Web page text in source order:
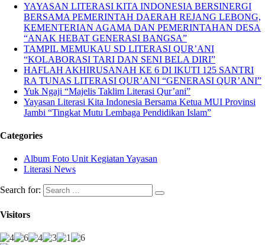
YAYASAN LITERASI KITA INDONESIA BERSINERGI
BERSAMA PEMERINTAH DAERAH REJANG LEBONG,
KEMENTERIAN AGAMA DAN PEMERINTAHAN DESA
“ANAK HEBAT GENERASI BANGSA”
TAMPIL MEMUKAU SD LITERASI QUR’ANI
“KOLABORASI TARI DAN SENI BELA DIRI”
HAFLAH AKHIRUSANAH KE 6 DI IKUTI 125 SANTRI
RA TUNAS LITERASI QUR’ANI “GENERASI QUR’ANI”
Yuk Ngaji “Majelis Taklim Literasi Qur’ani”
Yayasan Literasi Kita Indonesia Bersama Ketua MUI Provinsi
Jambi “Tingkat Mutu Lembaga Pendidikan Islam”
Categories
Album Foto Unit Kegiatan Yayasan
Literasi News
Search for:
Visitors